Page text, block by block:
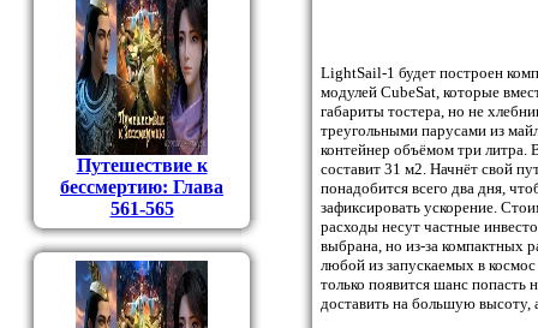
Путешествие к
бессмертию: Глава
561-565
LightSail-1 будет построен
модулей CubeSat, которые
габариты тостера, но не
треугольными парусами из
контейнер объёмом три
составит 31 м2. Начнёт свой
понадобится всего два дня,
зафиксировать ускорение.
расходы несут частные
выбрана, но из-за компактных
любой из запускаемых в космос
только появится шанс
доставить на большую высоту,